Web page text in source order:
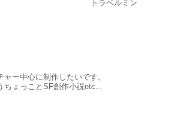
トラベルミン
ー中心に制作したいです。
ちょっことSF創作小説etc...